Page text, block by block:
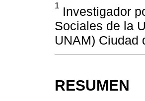
1 Investigador
Sociales de la
UNAM) Ciudad
RESUMEN